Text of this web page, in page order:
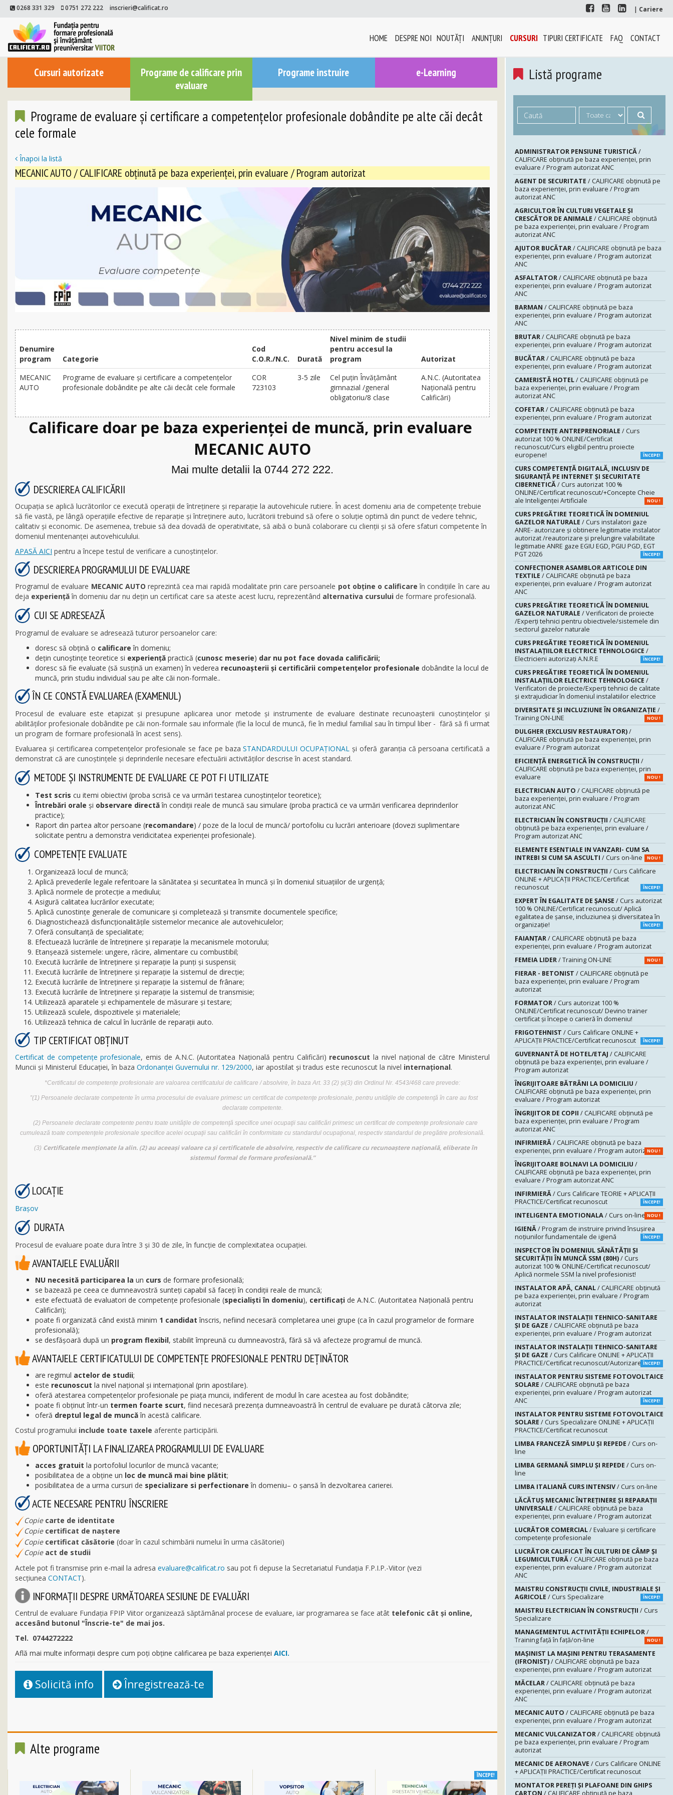
0268 331 329 0751 272 222 inscrieri@calificat.ro | Cariere
HOME DESPRE NOI NOUTĂŢI ANUNŢURI CURSURI TIPURI CERTIFICATE FAQ CONTACT
Cursuri autorizate
Programe de calificare prin
evaluare
Programe instruire e-Learning
Programe de evaluare și certificare a competențelor profesionale dobândite pe alte căi decât
cele formale
Înapoi la listă
MECANIC AUTO / CALIFICARE obținută pe baza experienței, prin evaluare / Program autorizat
Denumire
program
Categorie
Cod
C.O.R./N.C.
Durată
Nivel minim de studii
pentru accesul la
program
Autorizat
MECANIC
AUTO
Programe de evaluare și certificare a competențelor
profesionale dobândite pe alte căi decât cele formale
COR
723103
3-5 zile
Cel puțin Învățământ
gimnazial /general
obligatoriu/8 clase
A.N.C. (Autoritatea
Națională pentru
Calificări)
Calificare doar pe baza experienței de muncă, prin evaluare
MECANIC AUTO
Mai multe detalii la 0744 272 222.
DESCRIEREA CALIFICĂRII
Ocupația se aplică lucrătorilor ce execută operații de întreținere și reparație la autovehicule rutiere. În acest domeniu aria de competențe trebuie
să fie vastă, pe lângă operațiile efective de reparație și întreținere auto, lucrătorii trebuind să ofere o soluție optimă din punct de vedere tehnic,
calitativ și economic. De asemenea, trebuie să dea dovadă de operativitate, să aibă o bună colaborare cu clienții și să ofere sfaturi competente în
domeniul mentenanței autovehiculului.
APASĂ AICI pentru a începe testul de verificare a cunoștințelor.
DESCRIEREA PROGRAMULUI DE EVALUARE
Programul de evaluare MECANIC AUTO reprezintă cea mai rapidă modalitate prin care persoanele pot obține o calificare în condițiile în care au
deja experiențăîn domeniu dar nu dețin un certificat care sa ateste acest lucru, reprezentând alternativa cursului de formare profesională.
CUI SE ADRESEAZĂ
Programul de evaluare se adresează tuturor persoanelor care:
doresc să obţină o calificare în domeniu;
dețin cunoștințe teoretice si experienţă practică (cunosc meserie) dar nu pot face dovada calificării;
doresc să fie evaluate (să susțină un examen) în vederea recunoaşterii și certificării competenţelor profesionale dobândite la locul de
muncă, prin studiu individual sau pe alte căi non-formale..
ÎN CE CONSTĂ EVALUAREA (EXAMENUL)
Procesul de evaluare este etapizat şi presupune aplicarea unor metode şi instrumente de evaluare destinate recunoaşterii cunoştinţelor şi
abilităţilor profesionale dobândite pe căi non-formale sau informale (fie la locul de muncă, fie în mediul familial sau în timpul liber - fără să fi urmat
un program de formare profesională în acest sens).
Evaluarea şi certificarea competenţelor profesionale se face pe bazaSTANDARDULUI OCUPAŢIONAL şi oferă garanţia că persoana certificată a
demonstrat că are cunoştinţele şi deprinderile necesare efectuării activităţilor descrise în acest standard.
METODE ȘI INSTRUMENTE DE EVALUARE CE POT FI UTILIZATE
Test scris cu itemi obiectivi (proba scrisă ce va urmări testarea cunoştinţelor teoretice);
Întrebări orale şi observare directăîn condiţii reale de muncă sau simulare (proba practică ce va urmări verificarea deprinderilor
practice);
Raport din partea altor persoane (recomandare) / poze de la locul de muncă/ portofoliu cu lucrări anterioare (dovezi suplimentare
solicitate pentru a demonstra veridicitatea experienţei profesionale).
COMPETENŢE EVALUATE
Organizează locul de muncă;
Aplică prevederile legale referitoare la sănătatea și securitatea în muncă și în domeniul situațiilor de urgență;
Aplică normele de protecție a mediului;
Asigură calitatea lucrărilor executate;
Aplică cunostințe generale de comunicare și completează şi transmite documentele specifice;
Diagnostichează disfuncţionalităţile sistemelor mecanice ale autovehiculelor;
Oferă consultanţă de specialitate;
Efectuează lucrările de întreţinere şi reparaţie la mecanismele motorului;
Etanşează sistemele: ungere, răcire, alimentare cu combustibil;
Execută lucrările de întreţinere şi reparaţie la punţi şi suspensii;
Execută lucrările de întreţinere şi reparaţie la sistemul de direcţie;
Execută lucrările de întreţinere şi reparaţie la sistemul de frânare;
Execută lucrările de întreţinere şi reparaţie la sistemul de transmisie;
Utilizează aparatele și echipamentele de măsurare şi testare;
Utilizează sculele, dispozitivele şi materialele;
Utilizează tehnica de calcul în lucrările de reparații auto.
TIP CERTIFICAT OBȚINUT
Certificat de competențe profesionale, emis de A.N.C. (Autoritatea Națională pentru Calificări) recunoscut la nivel național de către Ministerul
Muncii şi Ministerul Educaţiei, în baza Ordonanței Guvernului nr. 129/2000, iar apostilat și tradus este recunoscut la nivel internațional.
*Certificatul de competențe profesionale are valoarea certificatului de calificare / absolvire, în baza Art. 33 (2) și(3) din Ordinul Nr. 4543/468 care prevede:
”(1) Persoanele declarate competente în urma procesului de evaluare primesc un certificat de competenţe profesionale, pentru unităţile de competenţă în care au fost
declarate competente.
(2) Persoanele declarate competente pentru toate unităţile de competenţă specifice unei ocupaţii sau calificări primesc un certificat de competenţe profesionale care
cumulează toate competenţele profesionale specifice acelei ocupaţii sau calificări în conformitate cu standardul ocupaţional, respectiv standardul de pregătire profesională.
(3) Certificatele menţionate la alin. (2) au aceeaşi valoare ca şi certificatele de absolvire, respectiv de calificare cu recunoaştere naţională, eliberate în
sistemul formal de formare profesională.”
LOCAŢIE
Braşov
DURATA
Procesul de evaluare poate dura între 3 și 30 de zile, în funcție de complexitatea ocupației.
AVANTAJELE EVALUĂRII
NU necesită participarea la un curs de formare profesională;
se bazează pe ceea ce dumneavostră sunteți capabil să faceți în condiţii reale de muncă;
este efectuată de evaluatori de competențe profesionale (specialişti în domeniu), certificaţi de A.N.C. (Autoritatea Naţională pentru
Calificări);
poate fi organizată când există minim 1 candidat înscris, nefiind necesară completarea unei grupe (ca în cazul programelor de formare
profesională);
se desfăşoară după un program flexibil, stabilit împreună cu dumneavostră, fără să vă afecteze programul de muncă.
AVANTAJELE CERTIFICATULUI DE COMPETENȚE PROFESIONALE PENTRU DEȚINĂTOR
are regimul actelor de studii;
este recunoscut la nivel naţional şi internaţional (prin apostilare).
oferă atestarea competenţelor profesionale pe piața muncii, indiferent de modul în care acestea au fost dobândite;
poate fi obținut într-un termen foarte scurt, fiind necesară prezenţa dumneavoastră în centrul de evaluare pe durată câtorva zile;
oferă dreptul legal de muncăîn acestă calificare.
Costul programului include toate taxele aferente participării.
OPORTUNITĂŢI LA FINALIZAREA PROGRAMULUI DE EVALUARE
acces gratuit la portofoliul locurilor de muncă vacante;
posibilitatea de a obține un loc de muncă mai bine plătit;
posibilitatea de a urma cursuri de specializare si perfectionare în domeniu– o şansă în dezvoltarea carierei.
ACTE NECESARE PENTRU ÎNSCRIERE
Copie carte de identitate
Copie certificat de naștere
Copie certificat căsătorie (doar în cazul schimbării numelui în urma căsătoriei)
Copie act de studii
Actele pot fi transmise prin e-mail la adresa evaluare@calificat.ro sau pot fi depuse la Secretariatul Fundația F.P.I.P.-Viitor (vezi
secţiunea CONTACT).
INFORMAŢII DESPRE URMĂTOAREA SESIUNE DE EVALUĂRI
Centrul de evaluare Fundația FPIP Viitor organizează săptămânal procese de evaluare, iar programarea se face atât telefonic cât și online,
accesând butonul "Înscrie-te" de mai jos.
Tel. 0744272222
Află mai multe informații despre cum poți obține calificarea pe baza experienței AICI.
Solicită info Înregistrează-te
Alte programe
ÎNCEPE!
Listă programe
ADMINISTRATOR PENSIUNE TURISTICĂ/
CALIFICARE obținută pe baza experienței, prin
evaluare / Program autorizat ANC
AGENT DE SECURITATE / CALIFICARE obținută pe
baza experienței, prin evaluare / Program
autorizat ANC
AGRICULTOR ÎN CULTURI VEGETALE ȘI
CRESCĂTOR DE ANIMALE / CALIFICARE obținută
pe baza experienței, prin evaluare / Program
autorizat ANC
AJUTOR BUCĂTAR/ CALIFICARE obținută pe baza
experienței, prin evaluare / Program autorizat
ANC
ASFALTATOR/ CALIFICARE obținută pe baza
experienței, prin evaluare / Program autorizat
ANC
BARMAN / CALIFICARE obținută pe baza
experienței, prin evaluare / Program autorizat
ANC
BRUTAR/ CALIFICARE obținută pe baza
experienței, prin evaluare / Program autorizat
BUCĂTAR/ CALIFICARE obținută pe baza
experienței, prin evaluare / Program autorizat
CAMERISTĂ HOTEL/ CALIFICARE obținută pe
baza experienței, prin evaluare / Program
autorizat ANC
COFETAR/ CALIFICARE obținută pe baza
experienței, prin evaluare / Program autorizat
COMPETENȚE ANTREPRENORIALE / Curs
autorizat 100 % ONLINE/Certificat
recunoscut/Curs eligibil pentru proiecte
europene!
ÎNCEPE!
CURS COMPETENŢĂ DIGITALĂ, INCLUSIV DE
SIGURANŢĂ PE INTERNET ŞI SECURITATE
CIBERNETICĂ/ Curs autorizat 100 %
ONLINE/Certificat recunoscut/+Concepte Cheie
ale Inteligenței Artificiale
NOU !
CURS PREGĂTIRE TEORETICĂ ÎN DOMENIUL
GAZELOR NATURALE / Curs instalatori gaze
ANRE- autorizare și obtinere legitimatie instalator
autorizat /reautorizare și prelungire valabilitate
legitimatie ANRE gaze EGIU EGD, PGIU PGD, EGT
PGT 2026
ÎNCEPE!
CONFECȚIONER ASAMBLOR ARTICOLE DIN
TEXTILE / CALIFICARE obținută pe baza
experienței, prin evaluare / Program autorizat
ANC
CURS PREGĂTIRE TEORETICĂ ÎN DOMENIUL
GAZELOR NATURALE / Verificatori de proiecte
/Experţi tehnici pentru obiectivele/sistemele din
sectorul gazelor naturale
CURS PREGĂTIRE TEORETICĂ ÎN DOMENIUL
INSTALAŢIILOR ELECTRICE TEHNOLOGICE /
Electricieni autorizaţi A.N.R.E
ÎNCEPE!
CURS PREGĂTIRE TEORETICĂ ÎN DOMENIUL
INSTALAŢIILOR ELECTRICE TEHNOLOGICE /
Verificatori de proiecte/Experţi tehnici de calitate
şi extrajudiciar în domeniul instalatiilor electrice
DIVERSITATE ȘI INCLUZIUNE ÎN ORGANIZAȚIE /
Training ON-LINE
NOU !
DULGHER (EXCLUSIV RESTAURATOR)/
CALIFICARE obținută pe baza experienței, prin
evaluare / Program autorizat
EFICIENȚĂ ENERGETICĂ ÎN CONSTRUCȚII /
CALIFICARE obținută pe baza experienței, prin
evaluare
NOU !
ELECTRICIAN AUTO / CALIFICARE obținută pe
baza experienței, prin evaluare / Program
autorizat ANC
ELECTRICIAN ÎN CONSTRUCȚII / CALIFICARE
obținută pe baza experienței, prin evaluare /
Program autorizat ANC
ELEMENTE ESENTIALE IN VANZARI- CUM SA
INTREBI SI CUM SA ASCULTI / Curs on-line NOU !
ELECTRICIAN ÎN CONSTRUCȚII / Curs Calificare
ONLINE + APLICAȚII PRACTICE/Certificat
recunoscut
ÎNCEPE!
EXPERT ÎN EGALITATE DE ȘANSE / Curs autorizat
100 % ONLINE/Certificat recunoscut/ Aplică
egalitatea de șanse, incluziunea și diversitatea în
organizație!
ÎNCEPE!
FAIANŢAR/ CALIFICARE obținută pe baza
experienței, prin evaluare / Program autorizat
FEMEIA LIDER/ Training ON-LINE NOU !
FIERAR - BETONIST / CALIFICARE obținută pe
baza experienței, prin evaluare / Program
autorizat
FORMATOR/ Curs autorizat 100 %
ONLINE/Certificat recunoscut/ Devino trainer
certificat și începe o carieră în domeniu!
FRIGOTEHNIST / Curs Calificare ONLINE +
APLICAȚII PRACTICE/Certificat recunoscut
ÎNCEPE!
GUVERNANTĂ DE HOTEL/ETAJ / CALIFICARE
obținută pe baza experienței, prin evaluare /
Program autorizat
ÎNGRIJITOARE BĂTRÂNI LA DOMICILIU /
CALIFICARE obținută pe baza experienței, prin
evaluare / Program autorizat
ÎNGRIJITOR DE COPII / CALIFICARE obținută pe
baza experienței, prin evaluare / Program
autorizat ANC
INFIRMIERĂ/ CALIFICARE obținută pe baza
experienței, prin evaluare / Program autorizatNOU !
ÎNGRIJITOARE BOLNAVI LA DOMICILIU /
CALIFICARE obținută pe baza experienței, prin
evaluare / Program autorizat ANC
INFIRMIERĂ/ Curs Calificare TEORIE + APLICAȚII
PRACTICE/Certificat recunoscut
ÎNCEPE!
INTELIGENTA EMOTIONALA/ Curs on-line NOU !
IGIENĂ/ Program de instruire privind însuşirea
noţiunilor fundamentale de igienă
ÎNCEPE!
INSPECTOR ÎN DOMENIUL SĂNĂTĂŢII ŞI
SECURITĂŢII ÎN MUNCĂ SSM (80H)/ Curs
autorizat 100 % ONLINE/Certificat recunoscut/
Aplică normele SSM la nivel profesionist!
INSTALATOR APĂ, CANAL/ CALIFICARE obținută
pe baza experienței, prin evaluare / Program
autorizat
INSTALATOR INSTALAȚII TEHNICO-SANITARE
ȘI DE GAZE / CALIFICARE obținută pe baza
experienței, prin evaluare / Program autorizat
INSTALATOR INSTALAŢII TEHNICO-SANITARE
ŞI DE GAZE / Curs Calificare ONLINE + APLICAȚII
PRACTICE/Certificat recunoscut/Autorizare ANRE
ÎNCEPE!
INSTALATOR PENTRU SISTEME FOTOVOLTAICE
SOLARE / CALIFICARE obținută pe baza
experienței, prin evaluare / Program autorizat
ANC
ÎNCEPE!
INSTALATOR PENTRU SISTEME FOTOVOLTAICE
SOLARE / Curs Specializare ONLINE + APLICAȚII
PRACTICE/Certificat recunoscut
LIMBA FRANCEZĂ SIMPLU ȘI REPEDE / Curs on-
line
LIMBA GERMANĂ SIMPLU ȘI REPEDE / Curs on-
line
LIMBA ITALIANĂ CURS INTENSIV/ Curs on-line
LĂCĂTUŞ MECANIC ÎNTREŢINERE ŞI REPARAŢII
UNIVERSALE / CALIFICARE obținută pe baza
experienței, prin evaluare / Program autorizat
LUCRĂTOR COMERCIAL/ Evaluare şi certificare
competenţe profesionale
LUCRĂTOR CALIFICAT ÎN CULTURI DE CÂMP ȘI
LEGUMICULTURĂ/ CALIFICARE obținută pe baza
experienței, prin evaluare / Program autorizat
ANC
MAISTRU CONSTRUCŢII CIVILE, INDUSTRIALE ŞI
AGRICOLE / Curs Specializare ÎNCEPE!
MAISTRU ELECTRICIAN ÎN CONSTRUCŢII / Curs
Specializare
MANAGEMENTUL ACTIVITĂȚII ECHIPELOR/
Training față în față/on-line
NOU !
MAŞINIST LA MAŞINI PENTRU TERASAMENTE
(IFRONIST)/ CALIFICARE obținută pe baza
experienței, prin evaluare / Program autorizat
MĂCELAR/ CALIFICARE obținută pe baza
experienței, prin evaluare / Program autorizat
ANC
MECANIC AUTO / CALIFICARE obținută pe baza
experienței, prin evaluare / Program autorizat
MECANIC VULCANIZATOR/ CALIFICARE obținută
pe baza experienței, prin evaluare / Program
autorizat
MECANIC DE AERONAVE / Curs Calificare ONLINE
+ APLICAȚII PRACTICE/Certificat recunoscut
MONTATOR PEREŢI ŞI PLAFOANE DIN GHIPS
CARTON / CALIFICARE obținută pe baza